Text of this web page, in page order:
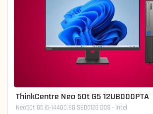
ThinkCentre Neo 50t G5 12UB000PTA
Neo50t G5 i5-14400 8G SSD512G DOS - Intel